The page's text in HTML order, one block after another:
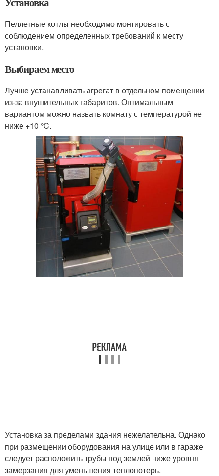
Пеллетные котлы необходимо монтировать с
соблюдением определенных требований к месту
установки.
Выбираем место
Лучше устанавливать агрегат в отдельном помещении
из-за внушительных габаритов. Оптимальным
вариантом можно назвать комнату с температурой не
ниже +10 °C.
Установка за пределами здания нежелательна. Однако
при размещении оборудования на улице или в гараже
следует расположить трубы под землей ниже уровня
замерзания для уменьшения теплопотерь.